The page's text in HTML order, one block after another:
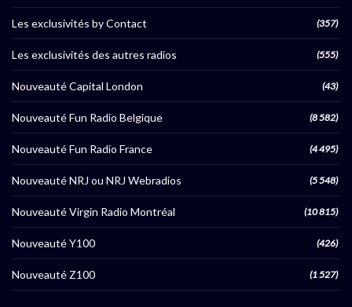
Les exclusivités by Contact (357)
Les exclusivités des autres radios (555)
Nouveauté Capital London (43)
Nouveauté Fun Radio Belgique (8 582)
Nouveauté Fun Radio France (4 495)
Nouveauté NRJ ou NRJ Webradios (5 548)
Nouveauté Virgin Radio Montréal (10 815)
Nouveauté Y100 (426)
Nouveauté Z100 (1 527)